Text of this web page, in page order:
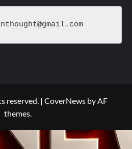
reserved. | CoverNews by AF
themes.